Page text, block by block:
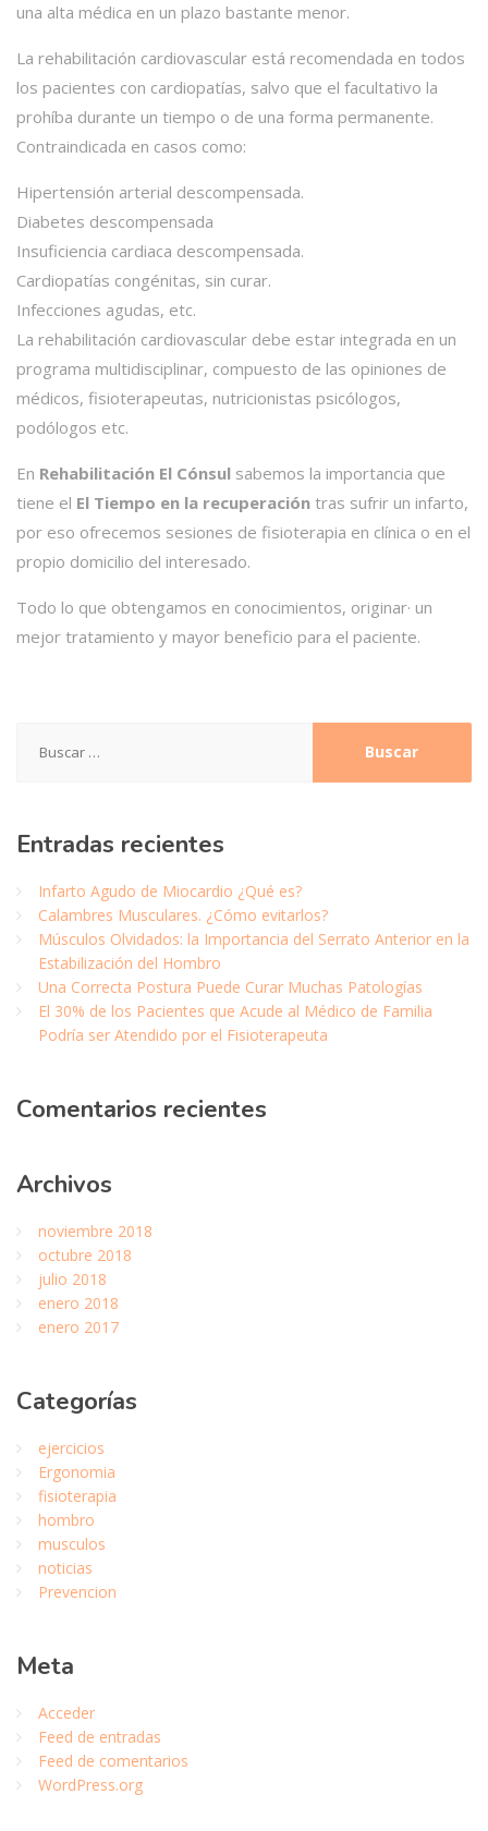
una alta médica en un plazo bastante menor.
La rehabilitación cardiovascular está recomendada en todos
los pacientes con cardiopatías, salvo que el facultativo la
prohíba durante un tiempo o de una forma permanente.
Contraindicada en casos como:
Hipertensión arterial descompensada.
Diabetes descompensada
Insuficiencia cardiaca descompensada.
Cardiopatías congénitas, sin curar.
Infecciones agudas, etc.
La rehabilitación cardiovascular debe estar integrada en un
programa multidisciplinar, compuesto de las opiniones de
médicos, fisioterapeutas, nutricionistas psicólogos,
podólogos etc.
En Rehabilitación El Cónsul sabemos la importancia que
tiene el El Tiempo en la recuperación tras sufrir un infarto,
por eso ofrecemos sesiones de fisioterapia en clínica o en el
propio domicilio del interesado.
Todo lo que obtengamos en conocimientos, originar· un
mejor tratamiento y mayor beneficio para el paciente.
Entradas recientes
Infarto Agudo de Miocardio ¿Qué es?
Calambres Musculares. ¿Cómo evitarlos?
Músculos Olvidados: la Importancia del Serrato Anterior en la
Estabilización del Hombro
Una Correcta Postura Puede Curar Muchas Patologías
El 30% de los Pacientes que Acude al Médico de Familia
Podría ser Atendido por el Fisioterapeuta
Comentarios recientes
Archivos
noviembre 2018
octubre 2018
julio 2018
enero 2018
enero 2017
Categorías
ejercicios
Ergonomia
fisioterapia
hombro
musculos
noticias
Prevencion
Meta
Acceder
Feed de entradas
Feed de comentarios
WordPress.org